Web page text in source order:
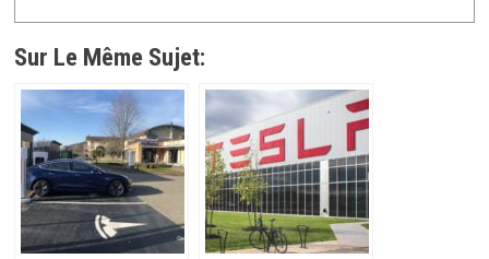
Sur Le Même Sujet: